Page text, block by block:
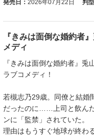
発売日： 2026年07月22日 判
『きみは面倒な婚約者
メディ
『きみは面倒な婚約者』
ラブコメディ！
若槻志乃29歳。同僚と結婚
だったのに……上司と飲ん
ンに「監禁」されていた。
理由はもうすぐ地球が終